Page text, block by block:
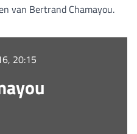
van Bertrand Chamayou.
20:15